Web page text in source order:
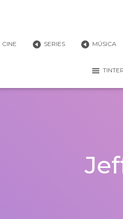
CINE SERIES MÚSICA